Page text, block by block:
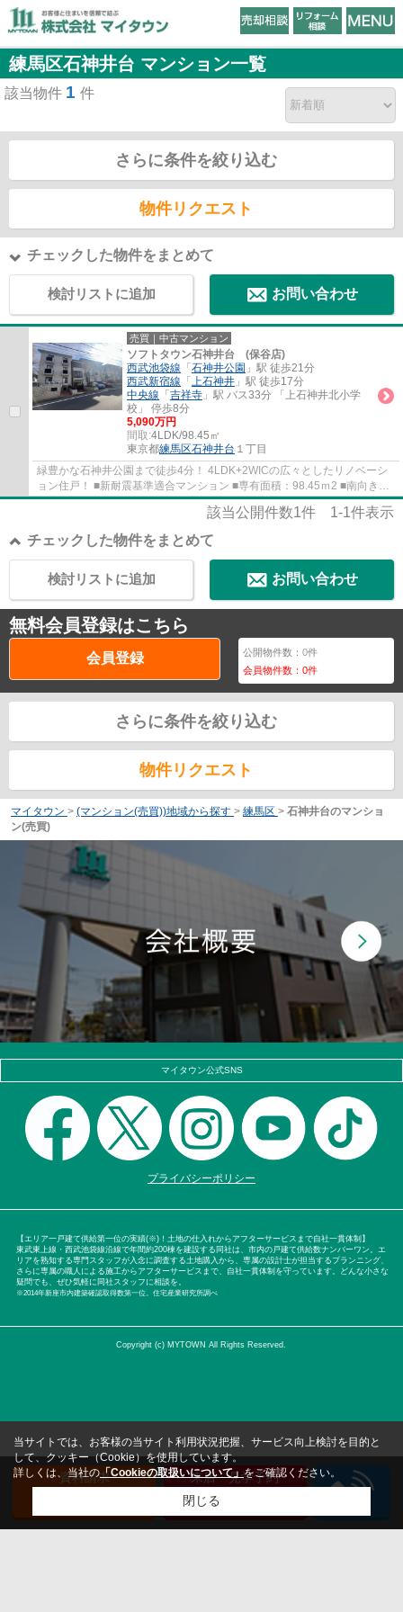
練馬区石神井台 マンション一覧
該当物件 1 件
さらに条件を絞り込む
物件リクエスト
チェックした物件をまとめて
検討リストに追加 お問い合わせ
売買｜中古マンション
ソフトタウン石神井台 (保谷店)
西武池袋線 「 石神井公園 」駅 徒歩21分
西武新宿線 「 上石神井 」駅 徒歩17分
中央線 「 吉祥寺 」駅 バス33分 「上石神井北小学
校」 停歩8分
5,090万円
間取:4LDK/98.45㎡
東京都練馬区石神井台 １丁目
緑豊かな石神井公園まで徒歩4分！ 4LDK+2WICの広々としたリノベーシ
ョン住戸！ ■新耐震基準適合マンション ■専有面積：98.45ｍ2 ■南向きの
為、陽当たり良好 ■LDK16.5帖・主寝室8.7帖...
該当公開件数1件 1-1件表示
チェックした物件をまとめて
お問い合わせ
検討リストに追加
無料会員登録はこちら
会員登録 公開物件数：0件
会員物件数：0件
さらに条件を絞り込む
物件リクエスト
マイタウン > (マンション(売買))地域から探す > 練馬区 > 石神井台のマンショ
ン(売買)
マイタウン公式SNS
プライバシーポリシー
【エリア一戸建て供給第一位の実績(※)！土地の仕入れからアフターサービスまで自社一貫体制】
東武東上線・西武池袋線沿線で年間約200棟を建設する同社は、市内の戸建て供給数ナンバーワン。エ
リアを熟知する専門スタッフが入念に調査する土地購入から、専属の設計士が担当するプランニング、
さらに専属の職人による施工からアフターサービスまで、自社一貫体制を守っています。どんな小さな
疑問でも、ぜひ気軽に同社スタッフに相談を。
※2014年新座市内建築確認取得数第一位。住宅産業研究所調べ
Copyright (c) MYTOWN All Rights Reserved.
資料請求
来店・見学予約
（無料）
当サイトでは、お客様の当サイト利用状況把握、サービス向上検討を目的と
して、クッキー（Cookie）を使用しています。
詳しくは、当社の「Cookieの取扱いについて」をご確認ください。
閉じる